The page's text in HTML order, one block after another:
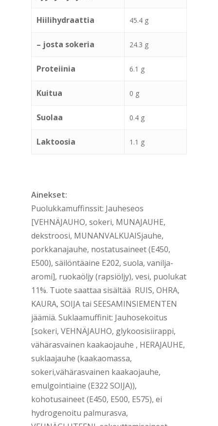
Hiilihydraattia 45.4 g
– josta sokeria 24.3 g
Proteiinia 6.1 g
Kuitua 0 g
Suolaa 0.4 g
Laktoosia 1.1 g
Ainekset:
Puolukkamuffinssit: Jauheseos
[VEHNÄJAUHO, sokeri, MUNAJAUHE,
dekstroosi, MUNANVALKUAISjauhe,
porkkanajauhe, nostatusaineet (E450,
E500), säilöntäaine E202, suola, vanilja-
aromi], ruokaöljy (rapsiöljy), vesi, puolukat
11%. Tuote saattaa sisältää RUIS, OHRA,
KAURA, SOIJA tai SEESAMINSIEMENTEN
jäämiä. Suklaamuffinit: Jauhosekoitus
[sokeri, VEHNÄJAUHO, glykoosisiirappi,
vähärasvainen kaakaojauhe , HERAJAUHE,
suklaajauhe (kaakaomassa,
sokeri,vähärasvainen kaakaojauhe,
emulgointiaine (E322 SOIJA)),
kohotusaineet (E450, E500, E575), ei
hydrogenoitu palmurasva,